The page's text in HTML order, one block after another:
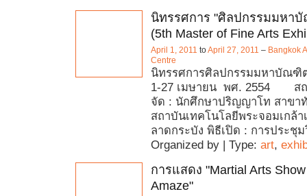
นิทรรศการ "ศิลปกรรมมหา
(5th Master of Fine Arts
April 1, 2011 toApril 27, 2011 – Bangkok
Centre
นิทรรศการศิลปกรรมมหาบัณฑิ
1-27 เมษายน พศ. 2554 สถ
จัด : นักศึกษาปริญญาโท สาขา
สถาบันเทคโนโลยีพระจอมเกล้
ลาดกระบัง พิธีเปิด : การประชุ
Organized by | Type: art,
การแสดง "Martial Arts
Amaze"